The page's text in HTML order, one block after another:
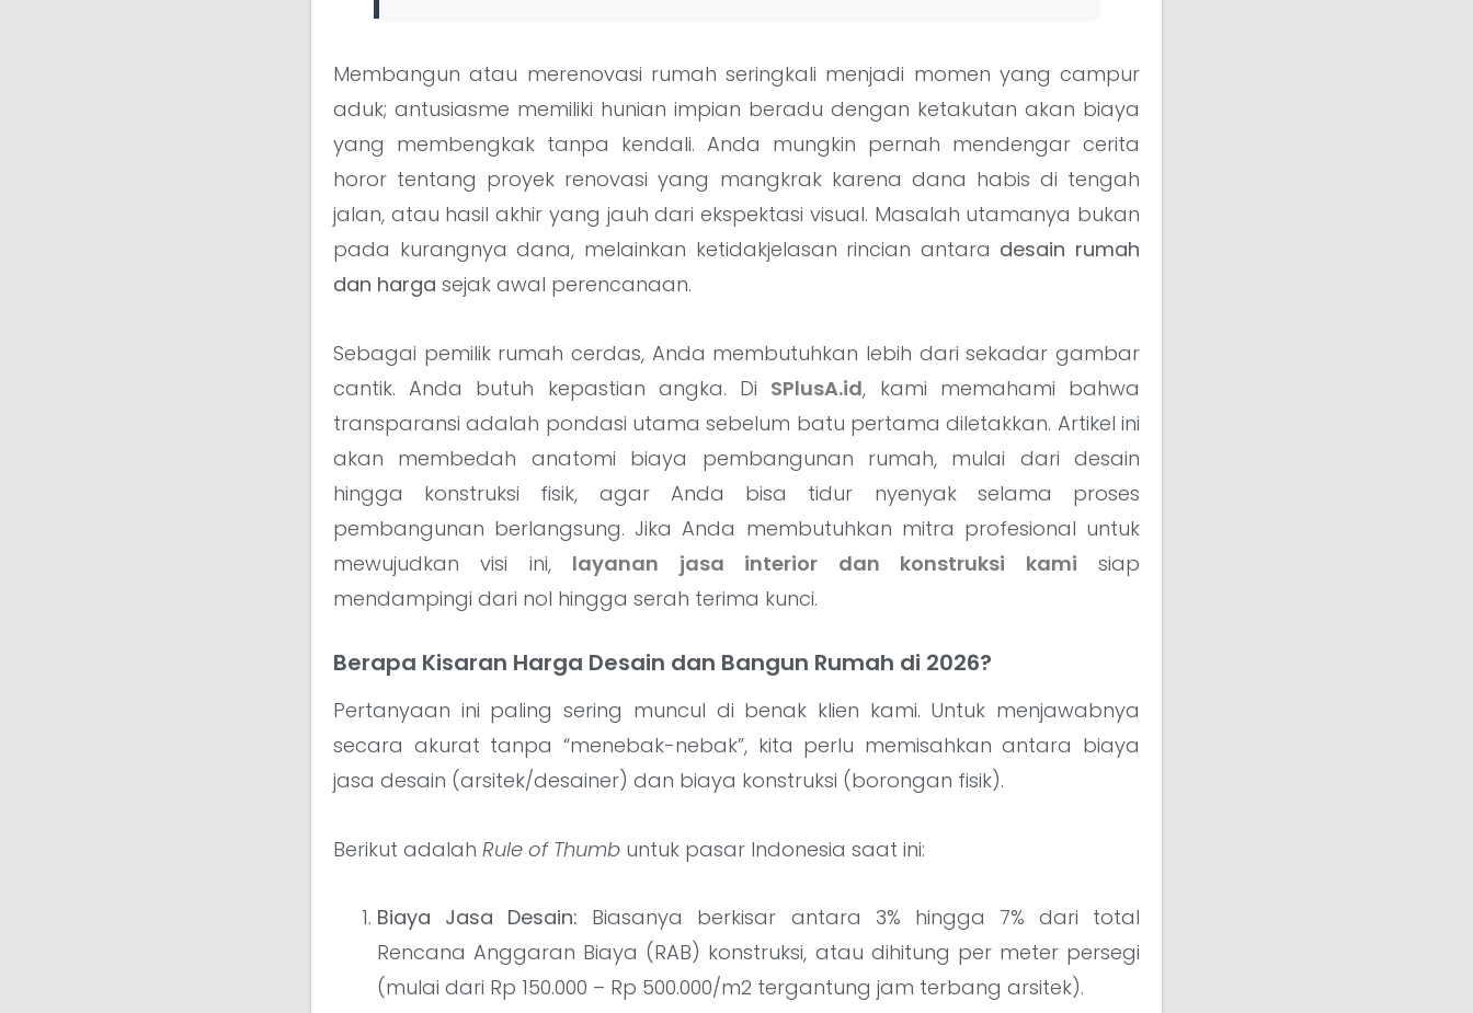
Membangun atau merenovasi rumah seringkali menjadi momen yang campur
aduk; antusiasme memiliki hunian impian beradu dengan ketakutan akan biaya
yang membengkak tanpa kendali. Anda mungkin pernah mendengar cerita
horor tentang proyek renovasi yang mangkrak karena dana habis di tengah
jalan, atau hasil akhir yang jauh dari ekspektasi visual. Masalah utamanya bukan
pada kurangnya dana, melainkan ketidakjelasan rincian antara desain rumah
dan harga sejak awal perencanaan.
Sebagai pemilik rumah cerdas, Anda membutuhkan lebih dari sekadar gambar
cantik. Anda butuh kepastian angka. Di SPlusA.id, kami memahami bahwa
transparansi adalah pondasi utama sebelum batu pertama diletakkan. Artikel ini
akan membedah anatomi biaya pembangunan rumah, mulai dari desain
hingga konstruksi fisik, agar Anda bisa tidur nyenyak selama proses
pembangunan berlangsung. Jika Anda membutuhkan mitra profesional untuk
mewujudkan visi ini, layanan jasa interior dan konstruksi kami siap
mendampingi dari nol hingga serah terima kunci.
Berapa Kisaran Harga Desain dan Bangun Rumah di 2026?
Pertanyaan ini paling sering muncul di benak klien kami. Untuk menjawabnya
secara akurat tanpa “menebak-nebak”, kita perlu memisahkan antara biaya
jasa desain (arsitek/desainer) dan biaya konstruksi (borongan fisik).
Berikut adalah Rule of Thumb untuk pasar Indonesia saat ini:
Biaya Jasa Desain: Biasanya berkisar antara 3% hingga 7% dari total
Rencana Anggaran Biaya (RAB) konstruksi, atau dihitung per meter persegi
(mulai dari Rp 150.000 – Rp 500.000/m2 tergantung jam terbang arsitek).